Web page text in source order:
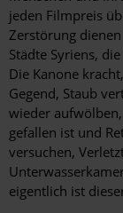
jeden Filmpreis
Zerstörung
Städte Syriens,
Die Kanone
Gegend, Staub
wieder
gefallen ist und
versuchen,
eigentlich ist